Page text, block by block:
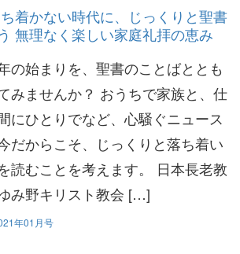
着かない時代に、じっくりと聖書
無理なく楽しい家庭礼拝の恵み
の始まりを、聖書のことばととも
みませんか？ おうちで家族と、仕
にひとりでなど、心騒ぐニュース
だからこそ、じっくりと落ち着い
読むことを考えます。 日本長老教
み野キリスト教会 […]
年01月号